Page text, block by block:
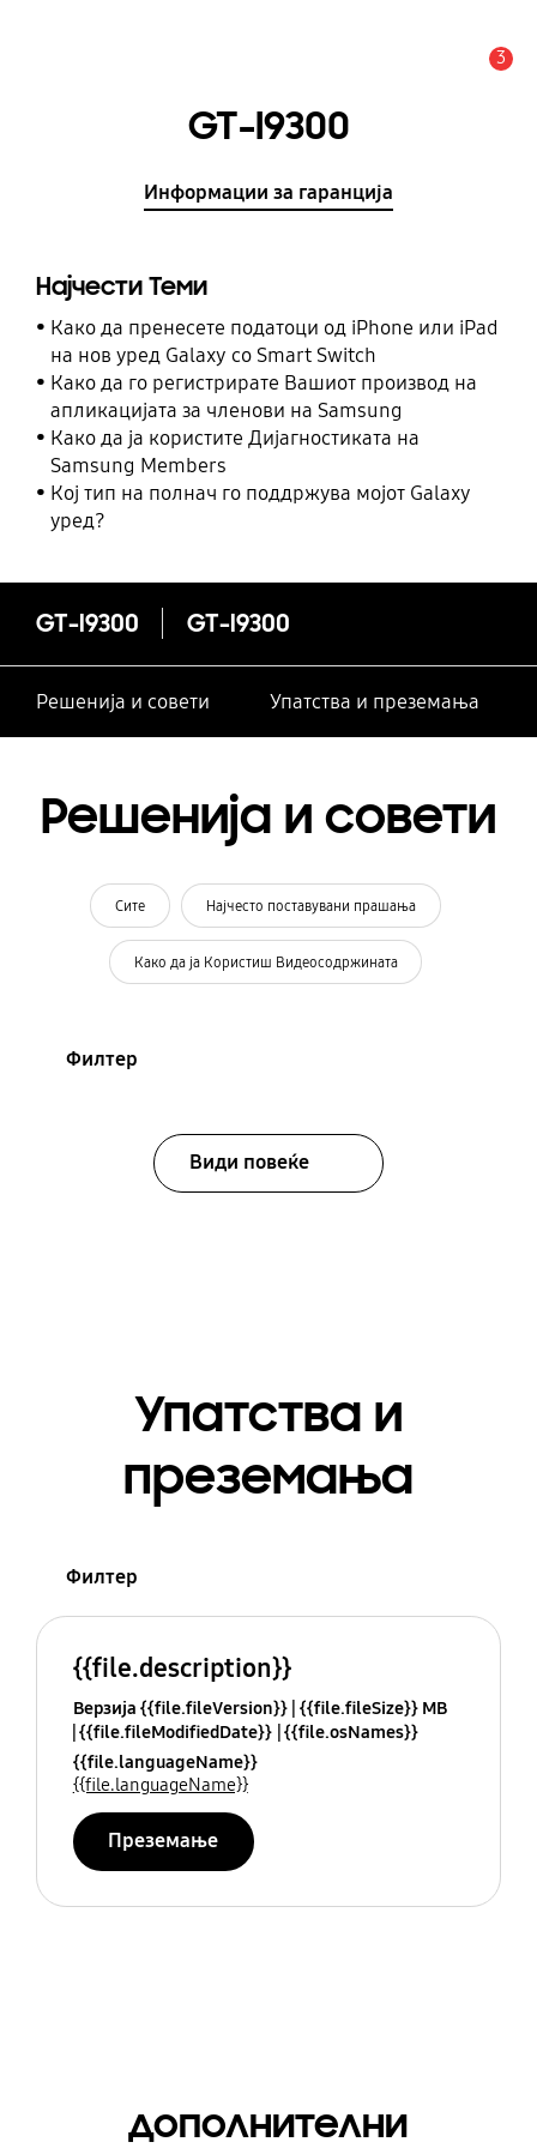
3
GT-I9300
Информации за гаранција
Најчести Теми
Како да пренесете податоци од iPhone или iPad
на нов уред Galaxy со Smart Switch
Како да го регистрирате Вашиот производ на
апликацијата за членови на Samsung
Како да ја користите Дијагностиката на
Samsung Members
Кој тип на полнач го поддржува мојот Galaxy
уред?
GT-I9300 GT-I9300
Решенија и совети Упатства и преземања
Решенија и совети
Сите Најчесто поставувани прашања
Како да ја Користиш Видеосодржината
Филтер
Види повеќе
Упатства и
преземања
Филтер
{{file.description}}
Верзија {{file.fileVersion}} {{file.fileSize}} MB
{{file.fileModifiedDate}} {{file.osNames}}
{{file.languageName}}
{{file.languageName}}
Преземање
дополнителни